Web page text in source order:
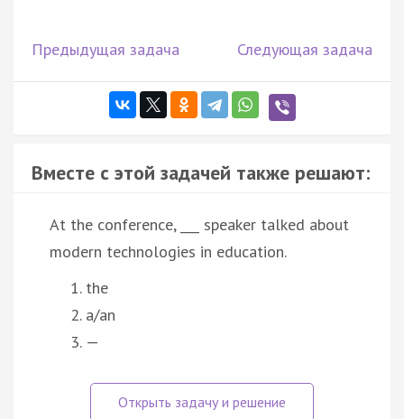
Предыдущая задача Следующая задача
Вместе с этой задачей также решают:
At the conference, ___ speaker talked about
modern technologies in education.
the
a/an
—